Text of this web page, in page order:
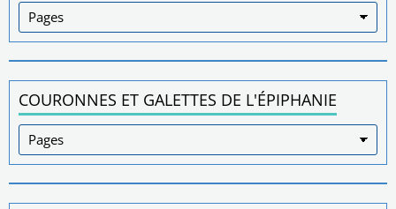
COURONNES ET GALETTES DE L'ÉPIPHANIE